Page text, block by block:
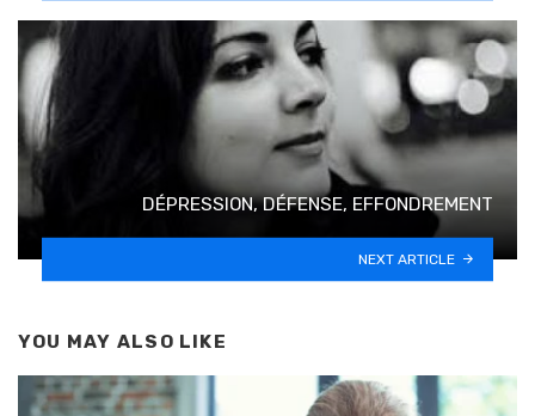
DÉPRESSION, DÉFENSE, EFFONDREMENT
NEXT ARTICLE
YOU MAY ALSO LIKE